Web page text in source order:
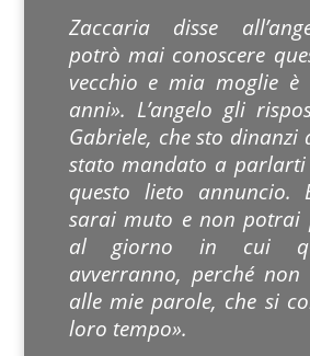
Zaccaria disse
potrò mai conoscere
vecchio e mia moglie è
anni». L’angelo gli
Gabriele, che sto dinanzi
stato mandato a
questo lieto annuncio.
sarai muto e non potrai
al giorno in cui
avverranno, perché
alle mie parole, che si
loro tempo».